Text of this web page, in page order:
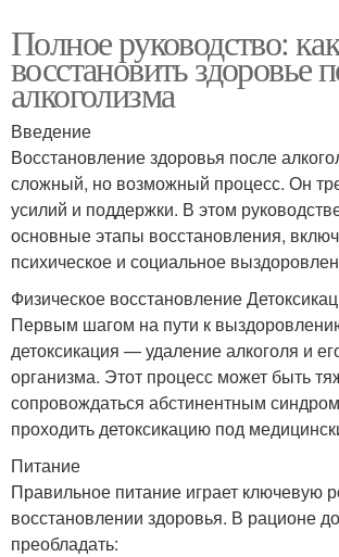
Полное руководство:
восстановить здоровье
алкоголизма
Введение
Восстановление здоровья после
сложный, но возможный процесс. Он
усилий и поддержки. В этом
основные этапы восстановления,
психическое и социальное
Физическое восстановление
Первым шагом на пути к
детоксикация — удаление алкоголя и
организма. Этот процесс может быть
сопровождаться абстинентным
проходить детоксикацию под
Питание
Правильное питание играет ключевую
восстановлении здоровья. В рационе
преобладать: